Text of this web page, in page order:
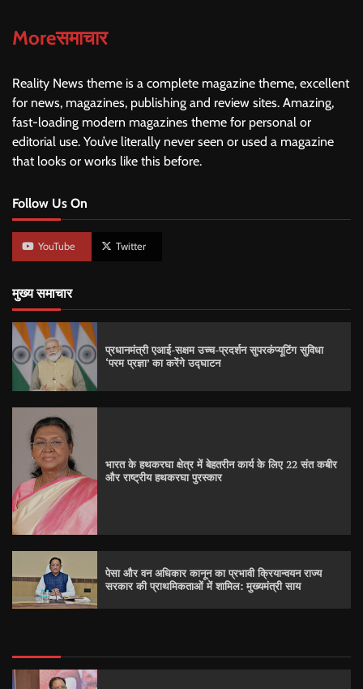
Moreसमाचार
Reality News theme is a complete magazine theme, excellent
for news, magazines, publishing and review sites. Amazing,
fast-loading modern magazines theme for personal or
editorial use. You’ve literally never seen or used a magazine
that looks or works like this before.
Follow Us On
YouTube Twitter
मुख्य समाचार
प्रधानमंत्री एआई-सक्षम उच्च-प्रदर्शन सुपरकंप्यूटिंग सुविधा
‘परम प्रज्ञा’ का करेंगे उद्घाटन
भारत के हथकरघा क्षेत्र में बेहतरीन कार्य के लिए 22 संत कबीर
और राष्ट्रीय हथकरघा पुरस्कार
पेसा और वन अधिकार कानून का प्रभावी क्रियान्वयन राज्य
सरकार की प्राथमिकताओं में शामिल: मुख्यमंत्री साय